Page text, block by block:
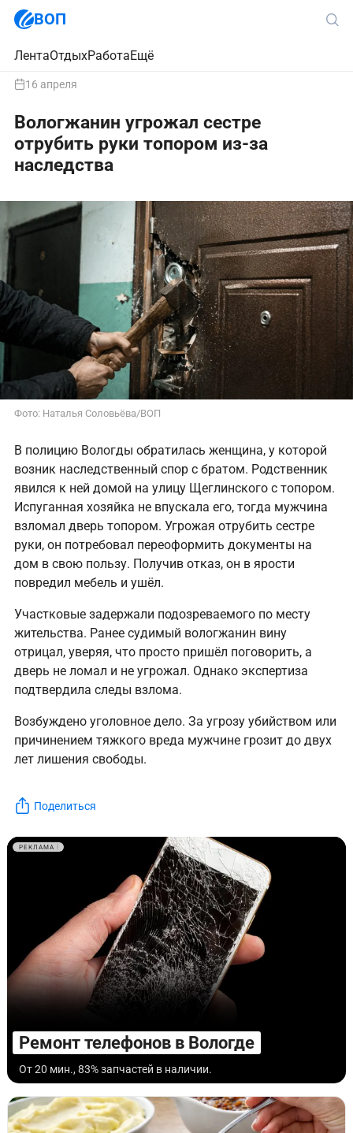
ВОП
ЛентаОтдыхРаботаЕщё
16 апреля
Вологжанин угрожал сестре
отрубить руки топором из-за
наследства
Фото: Наталья Соловьёва/ВОП
В полицию Вологды обратилась женщина, у которой
возник наследственный спор с братом. Родственник
явился к ней домой на улицу Щеглинского с топором.
Испуганная хозяйка не впускала его, тогда мужчина
взломал дверь топором. Угрожая отрубить сестре
руки, он потребовал переоформить документы на
дом в свою пользу. Получив отказ, он в ярости
повредил мебель и ушёл.
Участковые задержали подозреваемого по месту
жительства. Ранее судимый вологжанин вину
отрицал, уверяя, что просто пришёл поговорить, а
дверь не ломал и не угрожал. Однако экспертиза
подтвердила следы взлома.
Возбуждено уголовное дело. За угрозу убийством или
причинением тяжкого вреда мужчине грозит до двух
лет лишения свободы.
Поделиться
РЕКЛАМА
Ремонт телефонов в Вологде
От 20 мин., 83% запчастей в наличии.